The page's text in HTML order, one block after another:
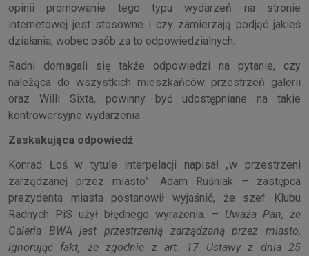
opinii promowanie tego typu wydarzeń na stronie
internetowej jest stosowne i czy zamierzają podjąć jakieś
działania, wobec osób za to odpowiedzialnych.
Radni domagali się także odpowiedzi na pytanie, czy
należąca do wszystkich mieszkańców przestrzeń galerii
oraz Willi Sixta, powinny być udostępniane na takie
kontrowersyjne wydarzenia.
Zaskakująca odpowiedź
Konrad Łoś w tytule interpelacji napisał „w przestrzeni
zarządzanej przez miasto”. Adam Ruśniak – zastępca
prezydenta miasta postanowił wyjaśnić, że szef Klubu
Radnych PiS użył błędnego wyrażenia. – Uważa Pan, że
Galeria BWA jest przestrzenią zarządzaną przez miasto,
ignorując fakt, że zgodnie z art. 17 Ustawy z dnia 25